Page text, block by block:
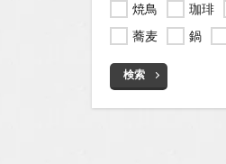
焼鳥
珈琲
蕎麦
鍋
検索